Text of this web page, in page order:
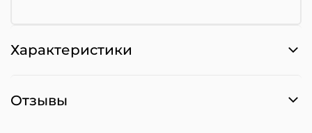
Характеристики
Отзывы